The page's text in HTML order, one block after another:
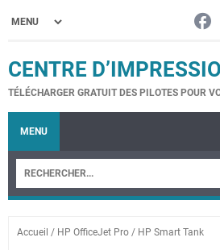
CENTRE
TÉLÉCHARGER GRATUIT DES PILOTES POUR
MENU
Accueil / HP OfficeJet Pro / HP Smart Tank